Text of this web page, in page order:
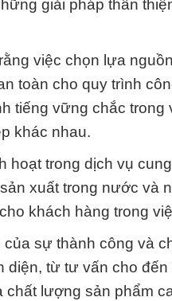
giải pháp thân
việc chọn lựa
toàn cho quy trình
tiếng vững chắc
khác nhau.
hoạt trong dịch vụ
xuất trong nước và
khách hàng trong
của sự thành công và
diện, từ tư vấn cho
chất lượng sản phẩm